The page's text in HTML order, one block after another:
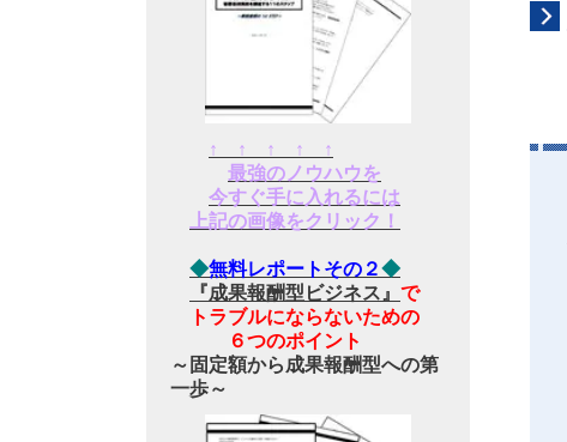
↑ ↑ ↑ ↑ ↑
最強のノウハウを
今すぐ手に入れるには
上記の画像をクリック！
◆無料レポートその２◆
『成果報酬型ビジネス』 で
トラブルにならないための
６つのポイント
～固定額から成果報酬型への第
一歩～